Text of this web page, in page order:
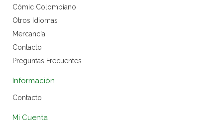
Cómic Colombiano
Otros Idiomas
Mercancía
Contacto
Preguntas Frecuentes
Información
Contacto
Mi Cuenta